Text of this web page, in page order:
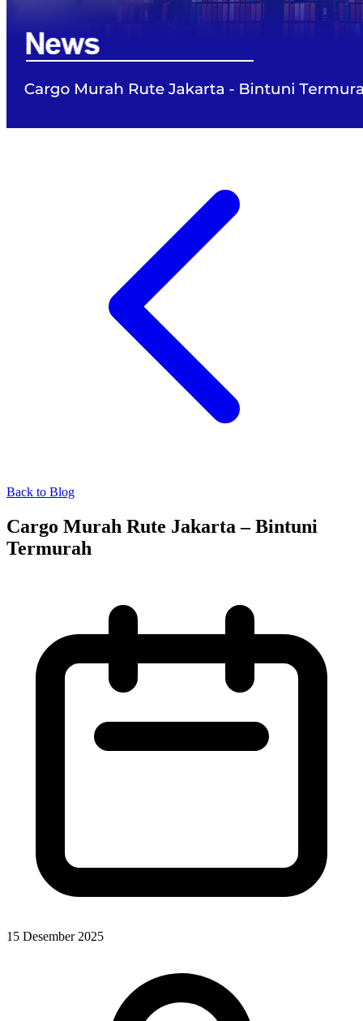
Back to Blog
Cargo Murah Rute Jakarta – Bintuni
Termurah
15 Desember 2025